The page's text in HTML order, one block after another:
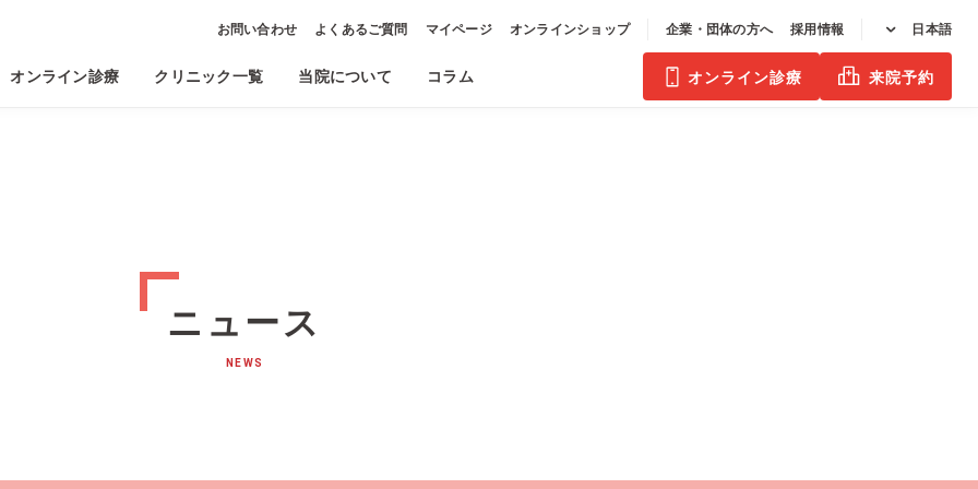
オンライン診療 クリニック一覧 当院について コラム
お問い合わせ よくあるご質問 マイページ オンラインショップ 企業・団体の方へ 採用情報 日本語
来院予約
オンライン診療
ニュース
NEWS